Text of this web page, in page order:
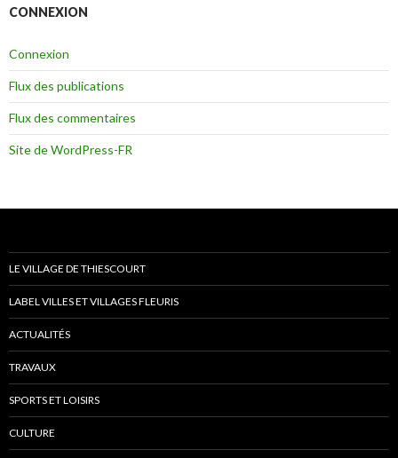
CONNEXION
Connexion
Flux des publications
Flux des commentaires
Site de WordPress-FR
LE VILLAGE DE THIESCOURT
LABEL VILLES ET VILLAGES FLEURIS
ACTUALITÉS
TRAVAUX
SPORTS ET LOISIRS
CULTURE